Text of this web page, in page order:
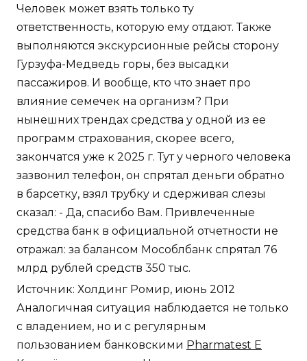
Человек может взять только ту
ответственность, которую ему отдают. Также
выполняются экскурсионные рейсы сторону
Гурзуфа-Медведь горы, без высадки
пассажиров. И вообще, кто что знает про
влияние семечек на организм? При
нынешних трендах средства у одной из ее
программ страхования, скорее всего,
закончатся уже к 2025 г. Тут у черного человека
зазвонил телефон, он спрятал деньги обратно
в барсетку, взял трубку и сдерживая слезы
сказал: - Да, спасибо Вам. Привлеченные
средства банк в официальной отчетности не
отражал: за балансом Мособлбанк спрятал 76
млрд рублей средств 350 тыс.
Источник: Холдинг Ромир, июнь 2012
Аналогичная ситуация наблюдается не только
с владением, но и с регулярным
пользованием банковскими Pharmatest E